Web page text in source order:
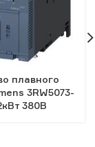
плавного
3RW5073-
380В